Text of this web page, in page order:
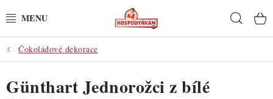
na
POTŘEBY
POMŮCKY
Čokoládové dekorace
Günthart Jednorožci z bílé